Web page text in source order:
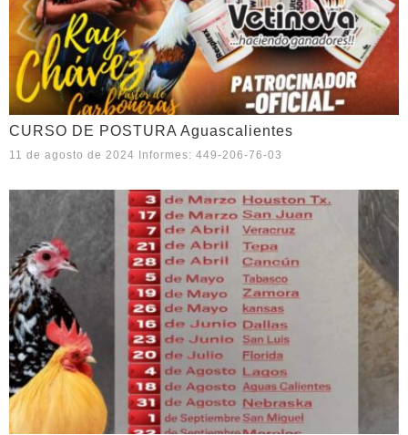
CURSO DE POSTURA Aguascalientes
11 de agosto de 2024 Informes: 449-206-76-03